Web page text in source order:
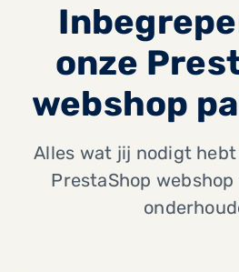
onze
webshop
Alles wat jij nodigt
PrestaShop